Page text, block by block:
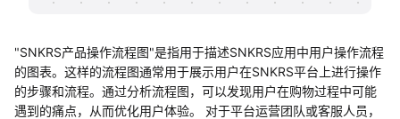
"SNKRS产品操作流程图"是指用于描述SNKRS应用中用户操作流程
的图表。这样的流程图通常用于展示用户在SNKRS平台上进行操作
的步骤和流程。通过分析流程图，可以发现用户在购物过程中可能
遇到的痛点，从而优化用户体验。 对于平台运营团队或客服人员，